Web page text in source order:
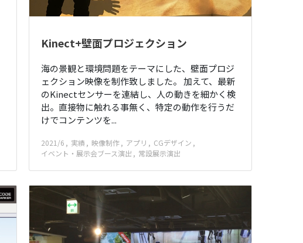
Kinect+壁面プロジェクション
海の景観と環境問題をテーマにした、壁面プロジ
ェクション映像を制作致しました。 加えて、最新
のKinectセンサーを連結し、人の動きを細かく検
出。直接物に触れる事無く、特定の動作を行うだ
けでコンテンツを...
2021/6 実績 映像制作 アプリ
CGデザイン
イベント・展示会ブース演出
常設展示演出